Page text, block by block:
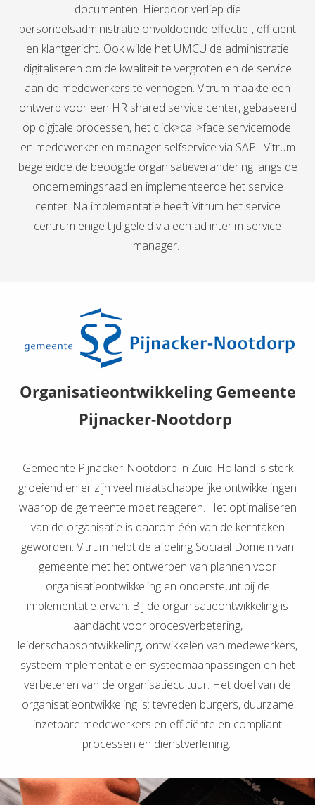
documenten. Hierdoor verliep die
personeelsadministratie onvoldoende effectief, efficiënt
en klantgericht. Ook wilde het UMCU de administratie
digitaliseren om de kwaliteit te vergroten en de service
aan de medewerkers te verhogen. Vitrum maakte een
ontwerp voor een HR shared service center, gebaseerd
op digitale processen, het click>call>face servicemodel
en medewerker en manager selfservice via SAP. Vitrum
begeleidde de beoogde organisatieverandering langs de
ondernemingsraad en implementeerde het service
center. Na implementatie heeft Vitrum het service
centrum enige tijd geleid via een ad interim service
manager.
Organisatieontwikkeling Gemeente
Pijnacker-Nootdorp
Gemeente Pijnacker-Nootdorp in Zuid-Holland is sterk
groeiend en er zijn veel maatschappelijke ontwikkelingen
waarop de gemeente moet reageren. Het optimaliseren
van de organisatie is daarom één van de kerntaken
geworden. Vitrum helpt de afdeling Sociaal Domein van
gemeente met het ontwerpen van plannen voor
organisatieontwikkeling en ondersteunt bij de
implementatie ervan. Bij de organisatieontwikkeling is
aandacht voor procesverbetering,
leiderschapsontwikkeling, ontwikkelen van medewerkers,
systeemimplementatie en systeemaanpassingen en het
verbeteren van de organisatiecultuur. Het doel van de
organisatieontwikkeling is: tevreden burgers, duurzame
inzetbare medewerkers en efficiënte en compliant
processen en dienstverlening.